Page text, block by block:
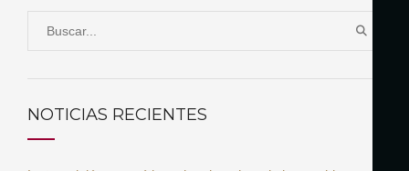
c
B
NOTICIAS RECIENTES